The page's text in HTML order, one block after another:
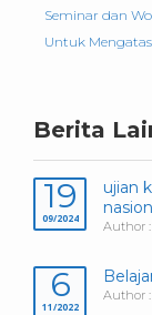
Seminar dan
Untuk
Berita
19
09/2024
ujian
Author
6
11/2022
Author :